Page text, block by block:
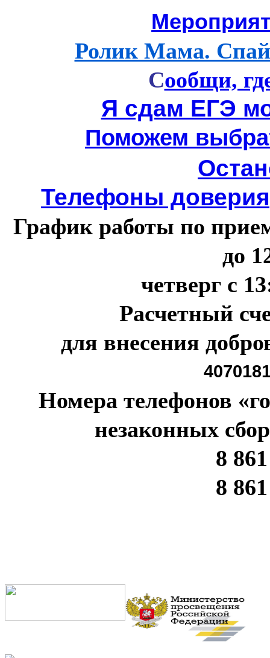
Ролик Мама.
Сообщи,
Я сдам ЕГЭ
Поможем
Телефоны
График работы по
до
четверг с
Расчетный
для внесения
Номера телефонов
незаконных
8
8